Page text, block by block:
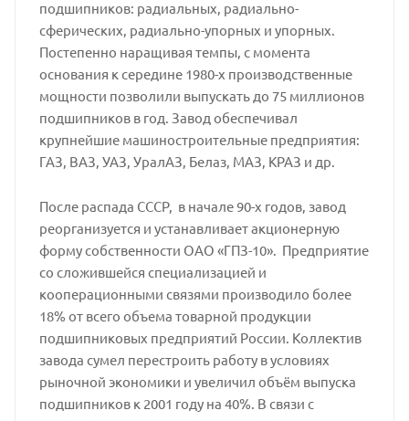
подшипников: радиальных, радиально-
сферических, радиально-упорных и упорных.
Постепенно наращивая темпы, с момента
основания к середине 1980-х производственные
мощности позволили выпускать до 75 миллионов
подшипников в год. Завод обеспечивал
крупнейшие машиностроительные предприятия:
ГАЗ, ВАЗ, УАЗ, УралАЗ, Белаз, МАЗ, КРАЗ и др.
После распада СССР, в начале 90-х годов, завод
реорганизуется и устанавливает акционерную
форму собственности ОАО «ГПЗ-10». Предприятие
со сложившейся специализацией и
кооперационными связями производило более
18% от всего объема товарной продукции
подшипниковых предприятий России. Коллектив
завода сумел перестроить работу в условиях
рыночной экономики и увеличил объём выпуска
подшипников к 2001 году на 40%. В связи с